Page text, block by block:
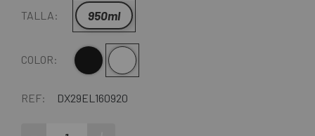
TALLA: 950ml
COLOR: NegreTransparente
REF: DX29EL160920